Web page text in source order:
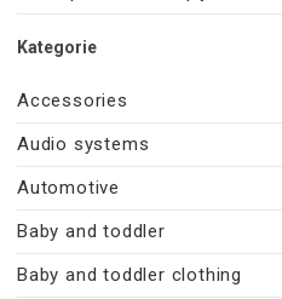
Kategorie
Accessories
Audio systems
Automotive
Baby and toddler
Baby and toddler clothing